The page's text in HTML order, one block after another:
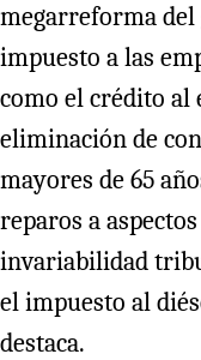
megarreforma del
impuesto a las
como el crédito al
eliminación de
mayores de 65
reparos a
invariabilidad
el impuesto al
destaca.